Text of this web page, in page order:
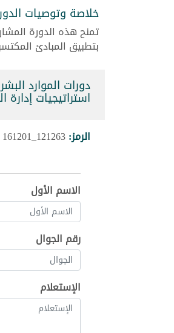
خلاصة وتوصيات
تمنح هذه الدورة
بتطبيق المبادئ
دورات الموارد
استراتيجيات إدارة
الرمز:121263_161201
الاسم الأول
رقم الجوال
الإستعلام